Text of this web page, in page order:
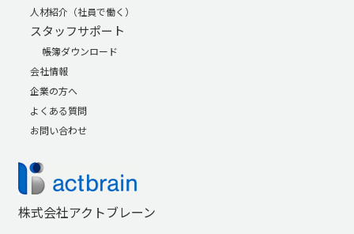
人材紹介（社員で働く）
スタッフサポート
帳簿ダウンロード
会社情報
企業の方へ
よくある質問
お問い合わせ
株式会社アクトブレーン